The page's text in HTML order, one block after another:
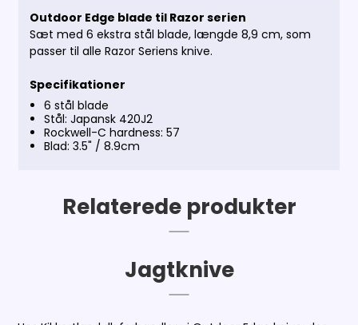
Outdoor Edge blade til Razor serien
Sæt med 6 ekstra stål blade, længde 8,9 cm, som
passer til alle Razor Seriens knive.
Specifikationer
6 stål blade
Stål: Japansk 420J2
Rockwell-C hardness: 57
Blad: 3.5" / 8.9cm
Relaterede produkter
Jagtknive